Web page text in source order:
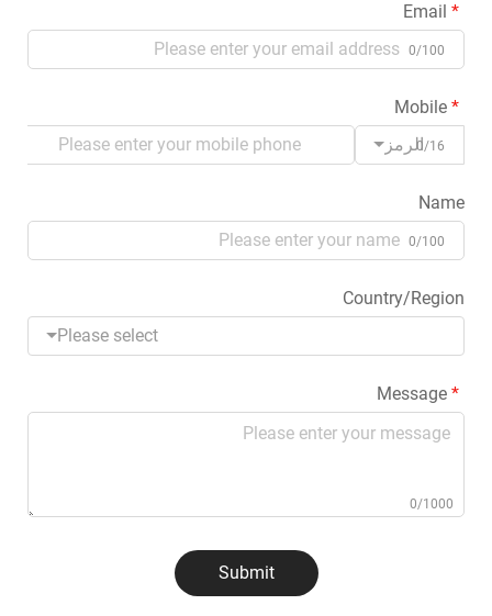
0/100
الرمز0/16
Name
0/100
Country/Region
Please select
0/1000
Submit